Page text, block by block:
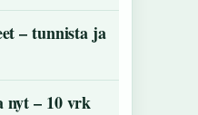
– tunnista ja
nyt – 10 vrk